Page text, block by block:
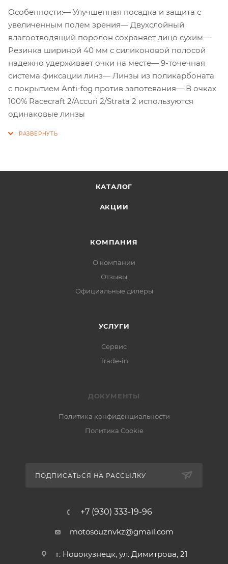
Особенности:— Улучшенная посадка и защита с
увеличенным полем зрения— Двухслойный
влагоотводящий поролон сохраняет лицо сухим—
Резинка шириной 40 мм с силиконовой полосой
надежно удерживает очки на месте— 9-точечная
система фиксации линз— Линзы из поликарбоната
с покрытием Anti-fog против запотевания— В очках
100% Racecraft 2/Accuri 2/Strata 2 используются
одинаковые линзы
КАТАЛОГ
АКЦИИ
КОМПАНИЯ
О компании
Отзывы
Официальные дилеры
УСЛУГИ
Сервис
Trade-in
ДОКУМЕНТЫ
Политика конфиденциальности
Политика Cookie
ПОДПИСАТЬСЯ НА РАССЫЛКУ
+7 (930) 333-19-96
motosouznvkz@gmail.com
г. Новокузнецк, ул. Димитрова, 21